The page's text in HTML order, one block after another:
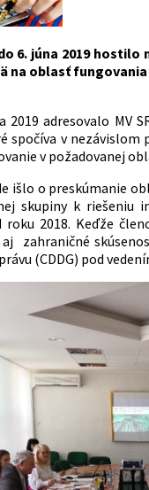
6. júna 2019
na oblasť
2019 adresovalo MV
spočíva v nezávislom
v požadovanej
išlo o preskúmanie
skupiny k
roku 2018. Keďže
zahraničné
(CDDG) pod